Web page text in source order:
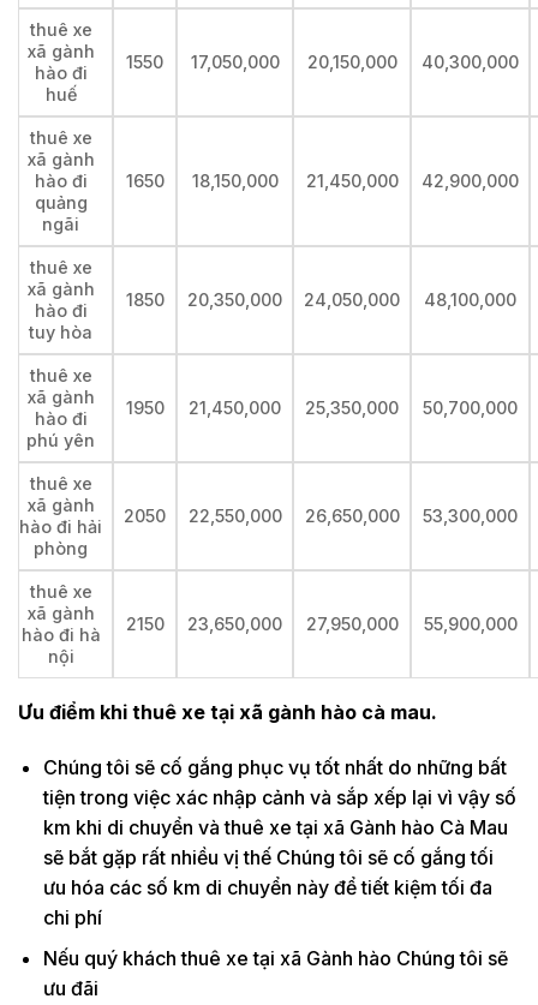
thuê xe
xã gành
hào đi
huế
1550 17,050,000 20,150,000 40,300,000
thuê xe
xã gành
hào đi
quảng
ngãi
1650 18,150,000 21,450,000 42,900,000
thuê xe
xã gành
hào đi
tuy hòa
1850 20,350,000 24,050,000 48,100,000
thuê xe
xã gành
hào đi
phú yên
1950 21,450,000 25,350,000 50,700,000
thuê xe
xã gành
hào đi hải
phòng
2050 22,550,000 26,650,000 53,300,000
thuê xe
xã gành
hào đi hà
nội
2150 23,650,000 27,950,000 55,900,000
Ưu điểm khi thuê xe tại xã gành hào cà mau.
Chúng tôi sẽ cố gắng phục vụ tốt nhất do những bất
tiện trong việc xác nhập cảnh và sắp xếp lại vì vậy số
km khi di chuyển và thuê xe tại xã Gành hào Cà Mau
sẽ bắt gặp rất nhiều vị thế Chúng tôi sẽ cố gắng tối
ưu hóa các số km di chuyển này để tiết kiệm tối đa
chi phí
Nếu quý khách thuê xe tại xã Gành hào Chúng tôi sẽ
ưu đãi